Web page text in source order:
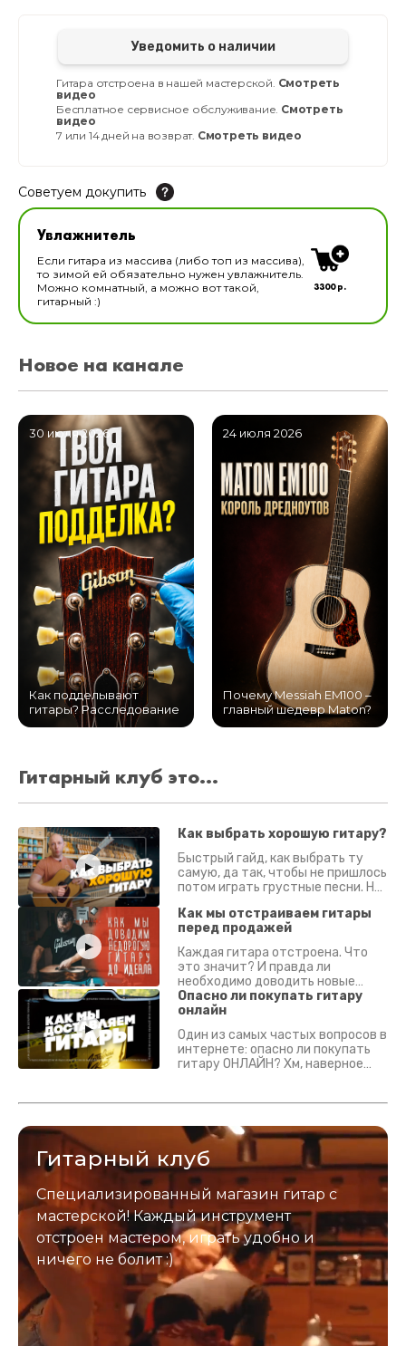
Уведомить о наличии
Гитара отстроена в нашей мастерской. Смотреть
видео
Бесплатное сервисное обслуживание. Смотреть
видео
7 или 14 дней на возврат. Смотреть видео
Советуем докупить
Увлажнитель для музыкальных инструментов
В наличии
Увлажнитель
Если гитара из массива (либо топ из массива),
то зимой ей обязательно нужен увлажнитель.
Можно комнатный, а можно вот такой,
гитарный :)
3300 р.
Новое на канале
30 июля 2026
Как подделывают
гитары? Расследование
24 июля 2026
Почему Messiah EM100 –
главный шедевр Maton?
Гитарный клуб это...
Как выбрать хорошую гитару?
Быстрый гайд, как выбрать ту
самую, да так, чтобы не пришлось
потом играть грустные песни. На
Как мы отстраиваем гитары
перед продажей
Каждая гитара отстроена. Что
это значит? И правда ли
необходимо доводить новые
гитары? Если кратко - да.
Подробно - в видео :)
Опасно ли покупать гитару
онлайн
Один из самых частых вопросов в
интернете: опасно ли покупать
гитару ОНЛАЙН? Хм, наверное
застрахован. Случись что -
Гитарный клуб
Специализированный магазин гитар с
мастерской! Каждый инструмент
отстроен мастером, играть удобно и
ничего не болит :)